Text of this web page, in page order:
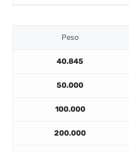
Peso
40.845
50.000
100.000
200.000